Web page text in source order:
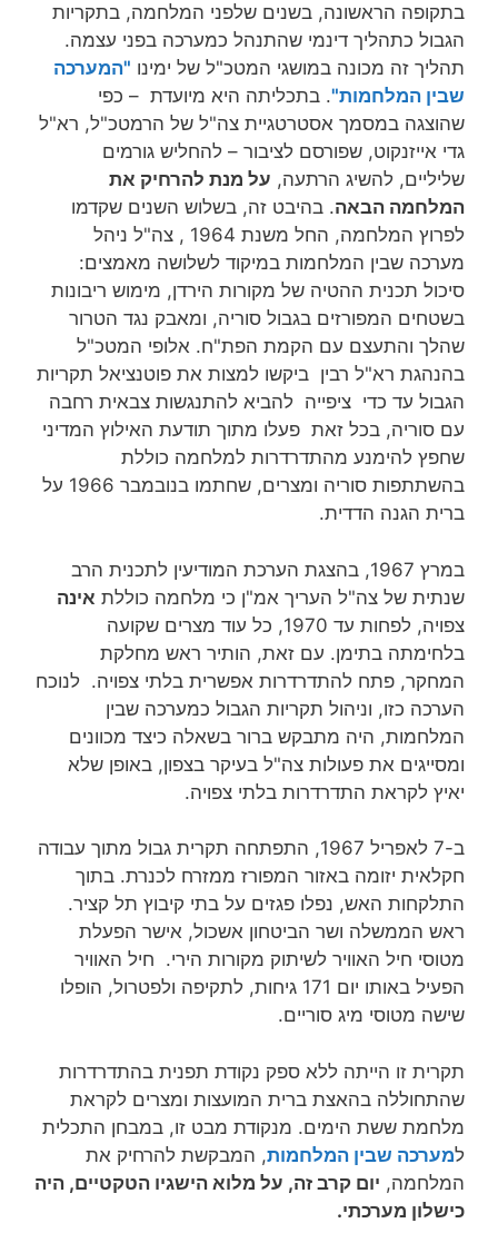
בתקופה הראשונה, בשנים שלפני המלחמה, בתקריות
הגבול כתהליך דינמי שהתנהל כמערכה בפני עצמה.
תהליך זה מכונה במושגי המטכ"ל של ימינו "המערכה
שבין המלחמות". בתכליתה היא מיועדת – כפי
שהוצגה במסמך אסטרטגיית צה"ל של הרמטכ"ל, רא"ל
גדי אייזנקוט, שפורסם לציבור – להחליש גורמים
שליליים, להשיג הרתעה, על מנת להרחיק את
המלחמה הבאה. בהיבט זה, בשלוש השנים שקדמו
לפרוץ המלחמה, החל משנת 1964 , צה"ל ניהל
מערכה שבין המלחמות במיקוד לשלושה מאמצים:
סיכול תכנית ההטיה של מקורות הירדן, מימוש ריבונות
בשטחים המפורזים בגבול סוריה, ומאבק נגד הטרור
שהלך והתעצם עם הקמת הפת"ח. אלופי המטכ"ל
בהנהגת רא"ל רבין ביקשו למצות את פוטנציאל תקריות
הגבול עד כדי ציפייה להביא להתנגשות צבאית רחבה
עם סוריה, בכל זאת פעלו מתוך תודעת האילוץ המדיני
שחפץ להימנע מהתדרדרות למלחמה כוללת
בהשתתפות סוריה ומצרים, שחתמו בנובמבר 1966 על
ברית הגנה הדדית.
במרץ 1967, בהצגת הערכת המודיעין לתכנית הרב
שנתית של צה"ל העריך אמ"ן כי מלחמה כוללת אינה
צפויה, לפחות עד 1970, כל עוד מצרים שקועה
בלחימתה בתימן. עם זאת, הותיר ראש מחלקת
המחקר, פתח להתדרדרות אפשרית בלתי צפויה. לנוכח
הערכה כזו, וניהול תקריות הגבול כמערכה שבין
המלחמות, היה מתבקש ברור בשאלה כיצד מכוונים
ומסייגים את פעולות צה"ל בעיקר בצפון, באופן שלא
יאיץ לקראת התדרדרות בלתי צפויה.
ב-7 לאפריל 1967, התפתחה תקרית גבול מתוך עבודה
חקלאית יזומה באזור המפורז ממזרח לכנרת. בתוך
התלקחות האש, נפלו פגזים על בתי קיבוץ תל קציר.
ראש הממשלה ושר הביטחון אשכול, אישר הפעלת
מטוסי חיל האוויר לשיתוק מקורות הירי. חיל האוויר
הפעיל באותו יום 171 גיחות, לתקיפה ולפטרול, הופלו
שישה מטוסי מיג סוריים.
תקרית זו הייתה ללא ספק נקודת תפנית בהתדרדרות
שהתחוללה בהאצת ברית המועצות ומצרים לקראת
מלחמת ששת הימים. מנקודת מבט זו, במבחן התכלית
למערכה שבין המלחמות, המבקשת להרחיק את
המלחמה, יום קרב זה, על מלוא הישגיו הטקטיים, היה
כישלון מערכתי.